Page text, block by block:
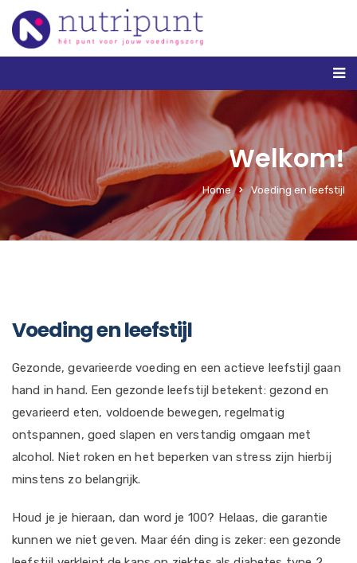
Welkom!
Home Voeding en leefstijl
Voeding en leefstijl
Gezonde, gevarieerde voeding en een actieve leefstijl gaan
hand in hand. Een gezonde leefstijl betekent: gezond en
gevarieerd eten, voldoende bewegen, regelmatig
ontspannen, goed slapen en verstandig omgaan met
alcohol. Niet roken en het beperken van stress zijn hierbij
minstens zo belangrijk.
Houd je je hieraan, dan word je 100? Helaas, die garantie
kunnen we niet geven. Maar één ding is zeker: een gezonde